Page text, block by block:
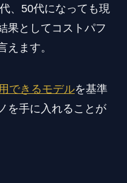
、50代になっても現
果としてコストパフ
えます。
できるモデルを基準
を手に入れることが